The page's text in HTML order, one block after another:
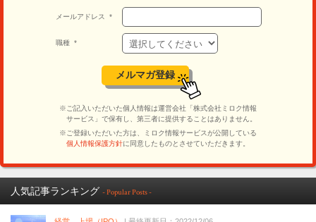
人気記事ランキング - Popular Posts -